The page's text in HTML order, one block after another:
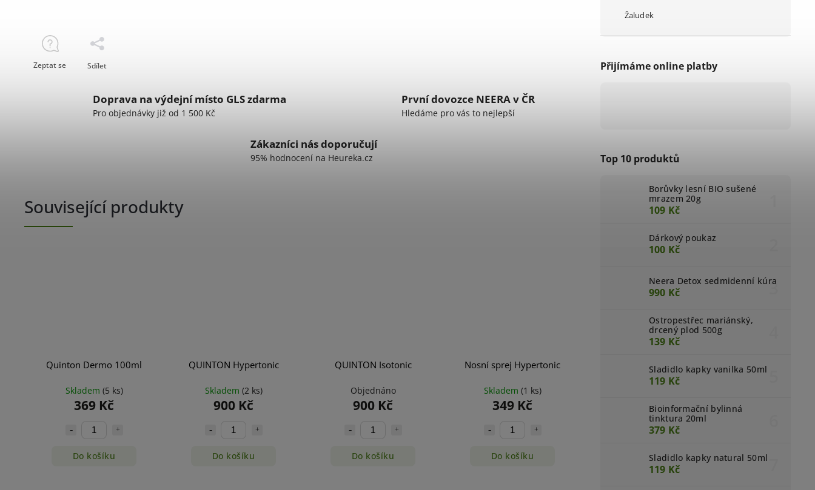
Žaludek
Přijímáme online platby
Top 10 produktů
Borůvky lesní BIO sušené
mrazem 20g
109 Kč
Dárkový poukaz
100 Kč
Neera Detox sedmidenní kúra
990 Kč
Ostropestřec mariánský,
drcený plod 500g
139 Kč
Sladidlo kapky vanilka 50ml
119 Kč
Bioinformační bylinná
tinktura 20ml
379 Kč
Sladidlo kapky natural 50ml
119 Kč
Zeptat se Sdílet
Doprava na výdejní místo GLS zdarma
Pro objednávky již od 1 500 Kč
První dovozce NEERA v ČR
Hledáme pro vás to nejlepší
Zákazníci nás doporučují
95% hodnocení na Heureka.cz
Související produkty
Quinton Dermo 100ml
Skladem (5 ks)
369 Kč
Do košíku
QUINTON Hypertonic
Skladem (2 ks)
900 Kč
Do košíku
QUINTON Isotonic
Objednáno
900 Kč
Do košíku
Nosní sprej Hypertonic
Skladem (1 ks)
349 Kč
Do košíku